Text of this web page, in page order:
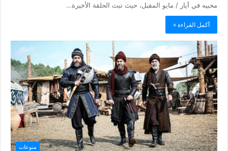
محبيه في أيار / مايو المقبل، حيث تبث الحلقة الأخيرة…
أكمل القراءة »
منوعات